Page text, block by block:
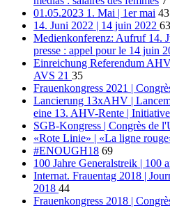
01.05.2023 1. Mai | 1er mai 43
14. Juni 2022 | 14 juin 2022 63
Medienkonferenz: Aufruf 14.
presse : appel pour le 14 juin
Einreichung Referendum
AVS 21 35
Frauenkongress 2021 |
Lancierung 13xAHV |
eine 13. AHV-Rente |
SGB-Kongress | Congrès de
«Rote Linie» | «La ligne
#ENOUGH18 69
100 Jahre Generalstreik | 100
Internat. Frauentag 2018 |
2018 44
Frauenkongress 2018 |